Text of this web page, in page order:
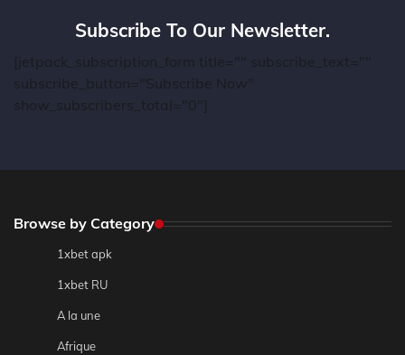
Subscribe To Our Newsletter.
[jetpack_subscription_form title="" subscribe_text=""
subscribe_button="Subscribe Now"
show_subscribers_total="0"]
Browse by Category
1xbet apk
1xbet RU
A la une
Afrique